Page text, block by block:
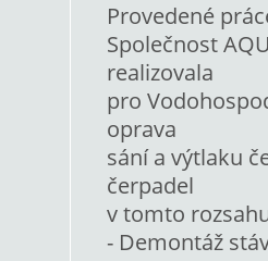
Provedené
Společnost
realizovala
pro
oprava
sání a výtlaku
čerpadel
v tomto
- Demontáž